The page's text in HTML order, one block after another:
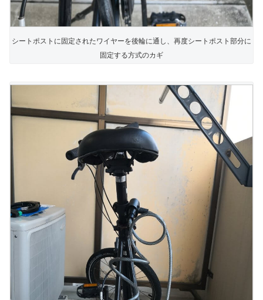
シートポストに固定されたワイヤーを後輪に通し、再度シートポスト部分に
固定する方式のカギ